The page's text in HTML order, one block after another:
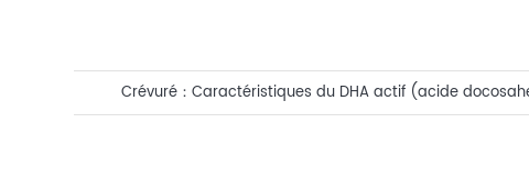
Crévuré：Caractéristiques du DHA actif (acide